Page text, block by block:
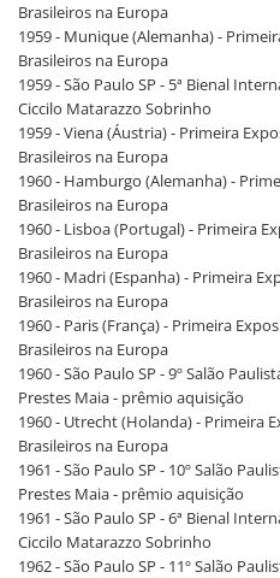
Brasileiros na Europa
1959 - Munique (Alemanha) -
Brasileiros na Europa
1959 - São Paulo SP - 5ª Bienal
Ciccilo Matarazzo Sobrinho
1959 - Viena (Áustria) - Primeira
Brasileiros na Europa
1960 - Hamburgo (Alemanha) -
Brasileiros na Europa
1960 - Lisboa (Portugal) - Primeira
Brasileiros na Europa
1960 - Madri (Espanha) - Primeira
Brasileiros na Europa
1960 - Paris (França) - Primeira
Brasileiros na Europa
1960 - São Paulo SP - 9º Salão
Prestes Maia - prêmio aquisição
1960 - Utrecht (Holanda) - Primeira
Brasileiros na Europa
1961 - São Paulo SP - 10º Salão
Prestes Maia - prêmio aquisição
1961 - São Paulo SP - 6ª Bienal
Ciccilo Matarazzo Sobrinho
1962 - São Paulo SP - 11º Salão